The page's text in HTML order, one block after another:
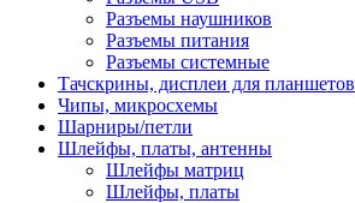
Разъемы наушников
Разъемы питания
Разъемы системные
Тачскрины, дисплеи для планшетов
Чипы, микросхемы
Шарниры/петли
Шлейфы, платы, антенны
Шлейфы матриц
Шлейфы, платы